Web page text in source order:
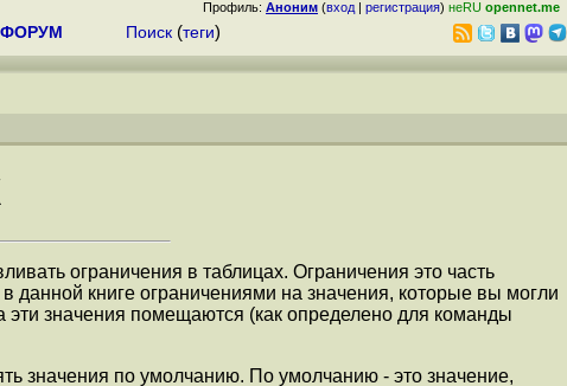
Профиль: Аноним (вход | регистрация) неRU opennet.me
ФОРУМ Поиск (теги)
ограничения в таблицах. Ограничения это часть
книге ограничениями на значения, которые вы могли
значения помещаются (как определено для команды
значения по умолчанию. По умолчанию - это значение,